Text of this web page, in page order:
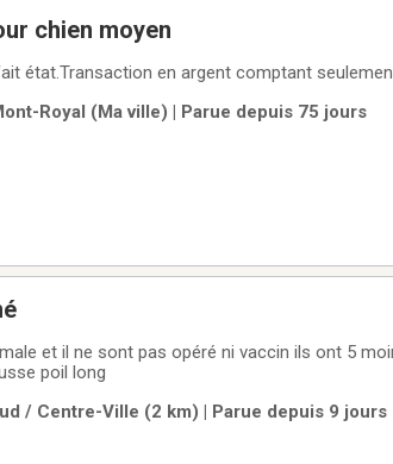
chien moyen
état.Transaction en argent comptant
Royal (Ma ville) | Parue depuis 75 jours
et il ne sont pas opéré ni vaccin ils ont 5
poil long
/ Centre-Ville (2 km) | Parue depuis 9 jours